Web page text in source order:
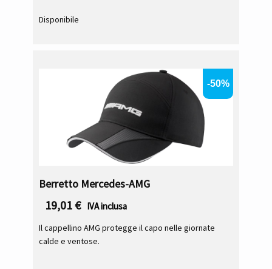
Disponibile
-50%
Berretto Mercedes-AMG
19,01€ IVA inclusa
Il cappellino AMG protegge il capo nelle giornate
calde e ventose.